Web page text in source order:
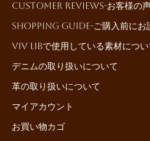
Customer reviews-お客様の
Shopping Guide-ご購入前にお
ViV LiBで使用している素材につい
デニムの取り扱いについて
革の取り扱いについて
マイアカウント
お買い物カゴ